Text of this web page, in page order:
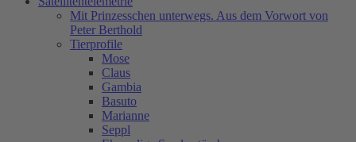
Mit Prinzesschen unterwegs. Aus dem Vorwort von
Peter Berthold
Tierprofile
Mose
Claus
Gambia
Basuto
Marianne
Seppl